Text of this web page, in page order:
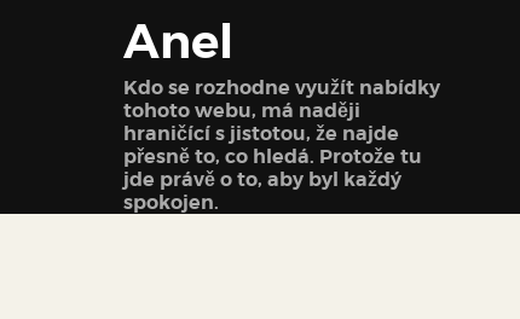
Anel
Kdo se rozhodne využít nabídky
tohoto webu, má naději
hraničící s jistotou, že najde
přesně to, co hledá. Protože tu
jde právě o to, aby byl každý
spokojen.